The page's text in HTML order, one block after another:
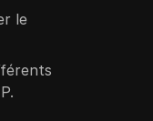
le